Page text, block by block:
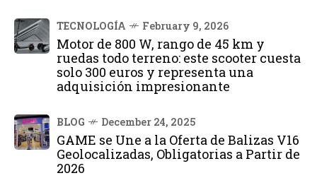
TECNOLOGÍA February 9, 2026
Motor de 800 W, rango de 45 km y
ruedas todo terreno: este scooter cuesta
solo 300 euros y representa una
adquisición impresionante
BLOG December 24, 2025
GAME se Une a la Oferta de Balizas V16
Geolocalizadas, Obligatorias a Partir de
2026